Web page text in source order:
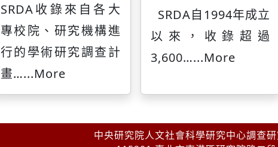
SRDA收錄來自各大
專校院、研究機構進
行的學術研究調查計
畫…...More
SRDA自1994年成立
以來，收錄超過
3,600…...More
中央研究院人文社會科學研究中心調查